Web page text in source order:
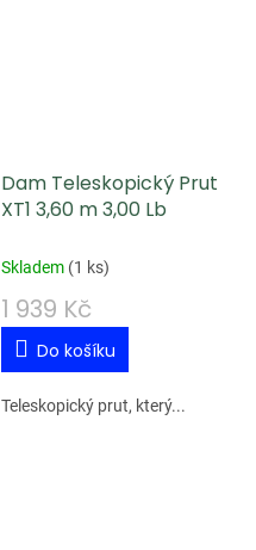
Dam Teleskopický Prut
XT1 3,60 m 3,00 Lb
Skladem (1 ks)
1 939 Kč
Do košíku
Teleskopický prut, který...